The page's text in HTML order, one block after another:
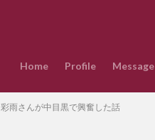
Home Profile Message
彩雨さんが中目黒で興奮した話